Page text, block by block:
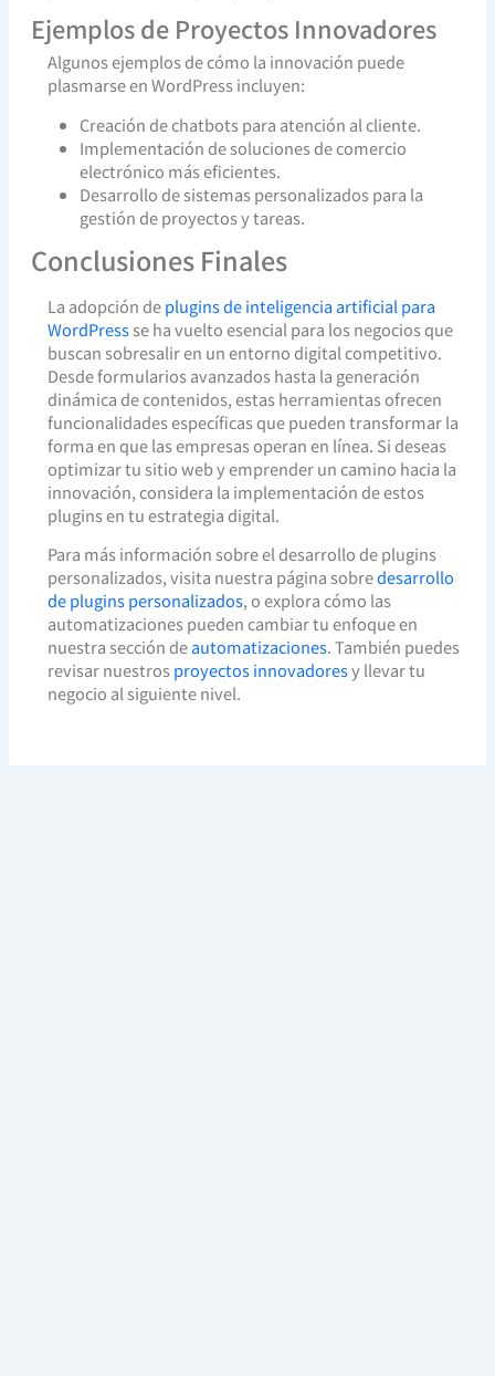
Ejemplos de Proyectos Innovadores
Algunos ejemplos de cómo la innovación puede
plasmarse en WordPress incluyen:
Creación de chatbots para atención al cliente.
Implementación de soluciones de comercio
electrónico más eficientes.
Desarrollo de sistemas personalizados para la
gestión de proyectos y tareas.
Conclusiones Finales
La adopción deplugins de inteligencia artificial para
WordPressse ha vuelto esencial para los negocios que
buscan sobresalir en un entorno digital competitivo.
Desde formularios avanzados hasta la generación
dinámica de contenidos, estas herramientas ofrecen
funcionalidades específicas que pueden transformar la
forma en que las empresas operan en línea. Si deseas
optimizar tu sitio web y emprender un camino hacia la
innovación, considera la implementación de estos
plugins en tu estrategia digital.
Para más información sobre el desarrollo de plugins
personalizados, visita nuestra página sobredesarrollo
de plugins personalizados, o explora cómo las
automatizaciones pueden cambiar tu enfoque en
nuestra sección deautomatizaciones. También puedes
revisar nuestrosproyectos innovadoresy llevar tu
negocio al siguiente nivel.